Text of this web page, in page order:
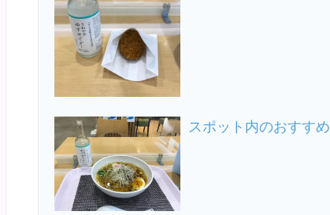
スポット内のおすすめ